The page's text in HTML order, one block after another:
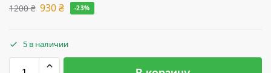
1200₴ 930₴ -23%
5 в наличии